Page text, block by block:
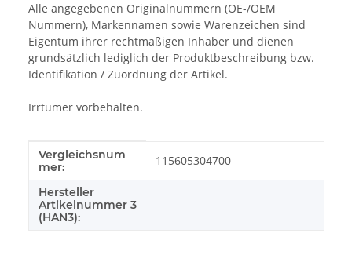
Alle angegebenen Originalnummern (OE-/OEM
Nummern), Markennamen sowie Warenzeichen sind
Eigentum ihrer rechtmäßigen Inhaber und dienen
grundsätzlich lediglich der Produktbeschreibung bzw.
Identifikation / Zuordnung der Artikel.
Irrtümer vorbehalten.
Produkteigenschaft
Wert
Vergleichsnum
mer:
115605304700
Hersteller
Artikelnummer 3
(HAN3):